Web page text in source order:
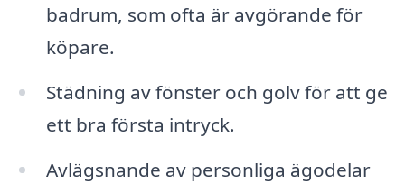
badrum, som ofta är avgörande för
köpare.
Städning av fönster och golv för att ge
ett bra första intryck.
Avlägsnande av personliga ägodelar